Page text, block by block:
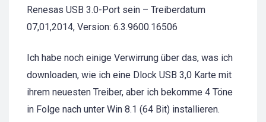
Renesas USB 3.0-Port sein – Treiberdatum
07,01,2014, Version: 6.3.9600.16506
Ich habe noch einige Verwirrung über das, was ich
downloaden, wie ich eine Dlock USB 3,0 Karte mit
ihrem neuesten Treiber, aber ich bekomme 4 Töne
in Folge nach unter Win 8.1 (64 Bit) installieren.